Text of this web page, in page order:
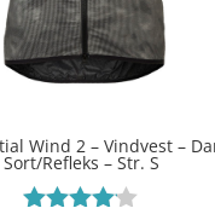
Wind 2 – Vindvest –
Sort/Refleks – Str. S